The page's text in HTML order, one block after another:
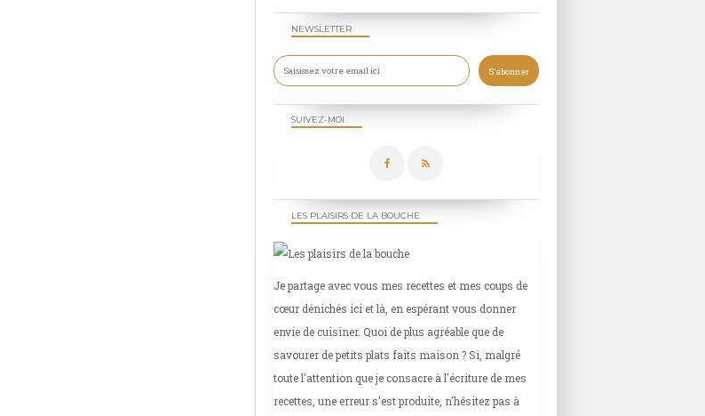
NEWSLETTER
SUIVEZ-MOI
LES PLAISIRS DE LA BOUCHE
Je partage avec vous mes recettes et mes coups de
cœur dénichés ici et là, en espérant vous donner
envie de cuisiner. Quoi de plus agréable que de
savourer de petits plats faits maison ? Si, malgré
toute l'attention que je consacre à l'écriture de mes
recettes, une erreur s'est produite, n'hésitez pas à